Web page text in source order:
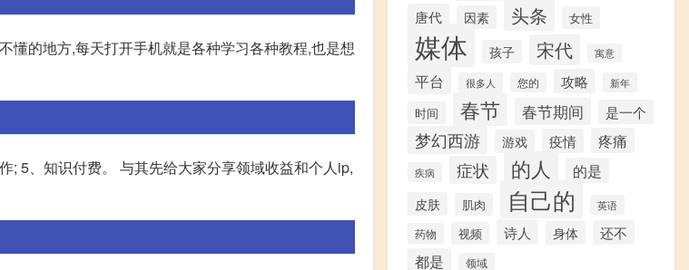
懂的地方,每天打开手机就是各种学习各种教程,也是想
; 5、知识付费。 与其先给大家分享领域收益和个人ip,
唐代
因素 头条 女性
媒体 孩子 宋代 寓意
平台 很多人 您的 攻略 新年
时间 春节 春节期间 是一个
梦幻西游 游戏 疫情 疼痛
疾病 症状 的人 的是
皮肤 肌肉 自己的 英语
药物 视频 诗人 身体 还不
都是 领域